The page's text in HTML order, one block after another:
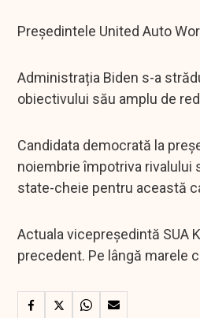
Președintele United Auto
Administrația Biden s-a
obiectivului său amplu de
Candidata democrată la
noiembrie împotriva rivalului
state-cheie pentru această
Actuala vicepreședintă SUA
precedent. Pe lângă marele